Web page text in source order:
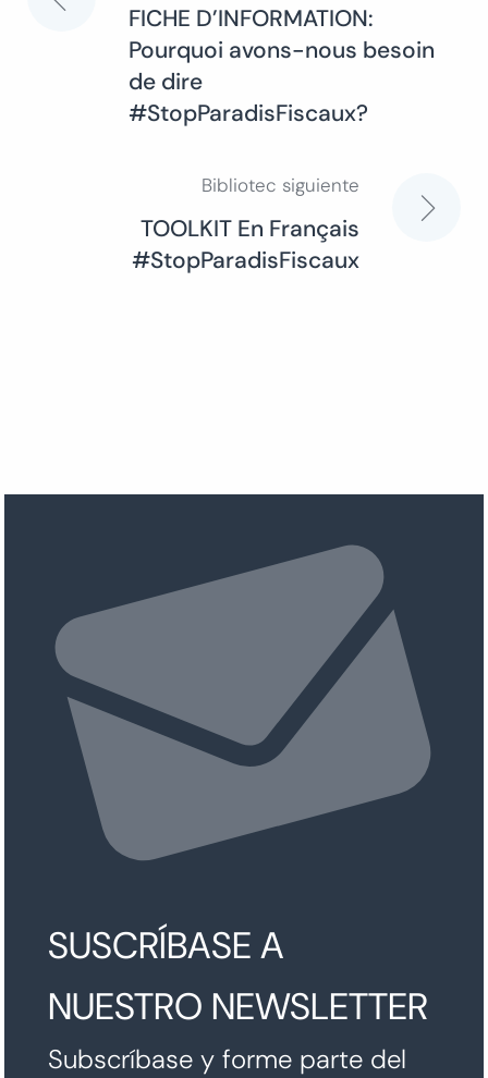
entradas
FICHE D’INFORMATION:
Pourquoi avons-nous besoin
de dire
#StopParadisFiscaux?
Bibliotec siguiente
TOOLKIT En Français
#StopParadisFiscaux
SUSCRÍBASE A
NUESTRO NEWSLETTER
Subscríbase y forme parte del